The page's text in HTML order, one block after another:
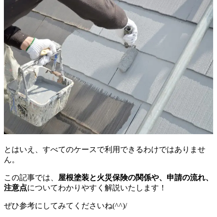
とはいえ、すべてのケースで利用できるわけではありませ
ん。
この記事では、 屋根塗装と火災保険の関係や、申請の流れ、
注意点についてわかりやすく解説いたします！
ぜひ参考にしてみてくださいね(^^)/